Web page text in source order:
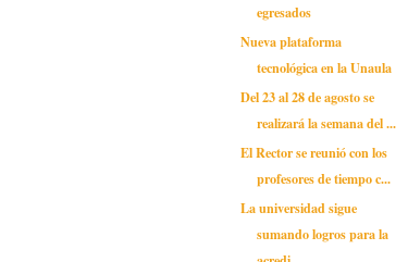
egresados
Nueva plataforma
tecnológica en la Unaula
Del 23 al 28 de agosto se
realizará la semana del ...
El Rector se reunió con los
profesores de tiempo c...
La universidad sigue
sumando logros para la